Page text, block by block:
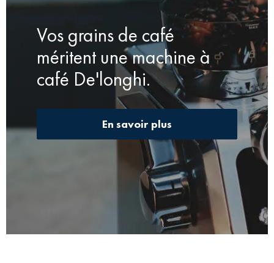
Vos grains de café
méritent une machine à
café De'longhi.
En savoir plus